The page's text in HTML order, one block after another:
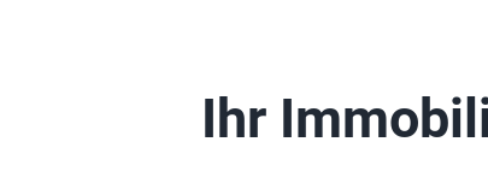
Ihr